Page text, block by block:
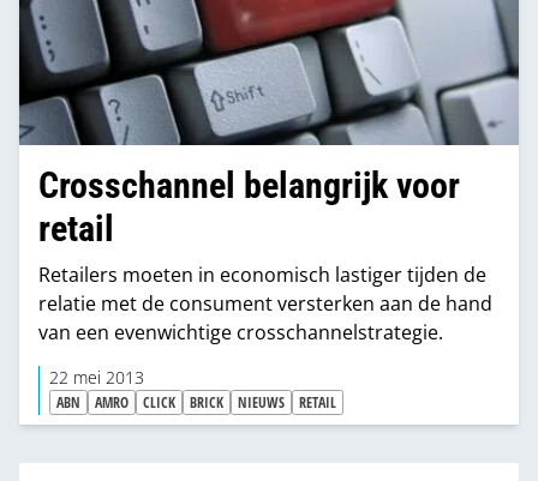
Crosschannel belangrijk voor
retail
Retailers moeten in economisch lastiger tijden de
relatie met de consument versterken aan de hand
van een evenwichtige crosschannelstrategie.
22 mei 2013
ABN AMRO CLICK BRICK NIEUWS RETAIL